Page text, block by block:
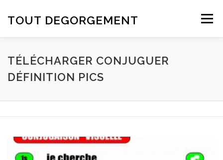
TOUT DEGORGEMENT Menu
TÉLÉCHARGER CONJUGUER
DÉFINITION PICS